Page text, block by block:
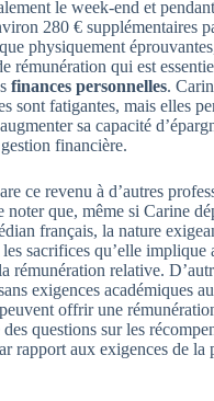
le week-end et
280 € supplémentaires
physiquement
rémunération qui est
finances personnelles.
sont fatigantes, mais elles
sa capacité
financière.
ce revenu à d’autres
noter que, même si Carine
français, la nature
sacrifices qu’elle implique
rémunération relative.
exigences académiques
offrir une
questions sur les
rapport aux exigences de la